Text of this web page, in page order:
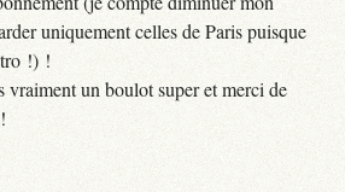
uniquement celles de Paris puisque
!) !
vraiment un boulot super et merci de